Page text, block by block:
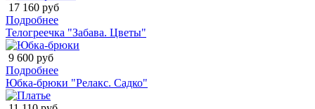
17 160 руб
Подробнее
Телогреечка "Забава. Цветы"
9 600 руб
Подробнее
Юбка-брюки "Релакс. Садко"